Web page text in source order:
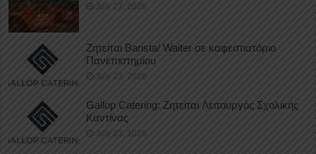
July 27, 2026
Ζητείται Barista/ Waiter σε καφεστιατόριο
Πανεπιστημίου
July 23, 2026
Gallop Catering: Ζητείται Λειτουργός Σχολικής
Καντίνας
July 23, 2026